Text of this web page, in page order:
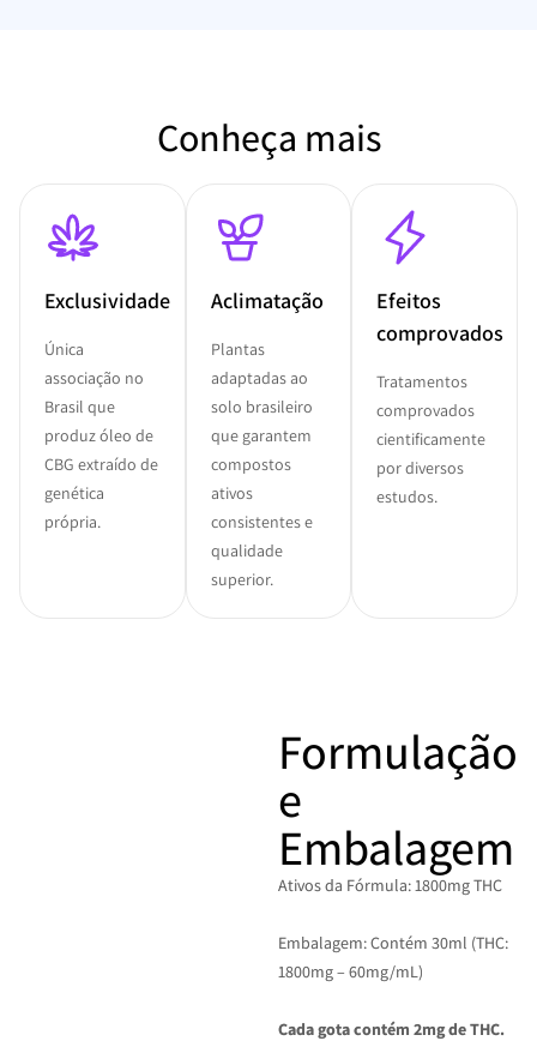
Conheça mais
Exclusividade
Única
associação no
Brasil que
produz óleo de
CBG extraído de
genética
própria.
Aclimatação
Plantas
adaptadas ao
solo brasileiro
que garantem
compostos
ativos
consistentes e
qualidade
superior.
Efeitos
comprovados
Tratamentos
comprovados
cientificamente
por diversos
estudos.
Formulação
e
Embalagem
Ativos da Fórmula:1800mgTHC
Embalagem: Contém 30ml (THC:
1800mg – 60mg/mL)
Cada gota contém 2mg deTHC.